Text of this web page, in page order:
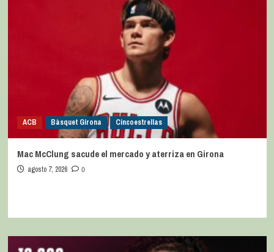
ACB Bàsquet Girona Cincoestrellas
Mac McClung sacude el mercado y aterriza en Girona
agosto 7, 2026 0